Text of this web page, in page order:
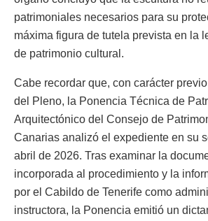
patrimoniales necesarios para su
máxima figura de tutela prevista en la
de patrimonio cultural.
Cabe recordar que, con carácter
del Pleno, la Ponencia Técnica de
Arquitectónico del Consejo de
Canarias analizó el expediente en su
abril de 2026. Tras examinar la
incorporada al procedimiento y la
por el Cabildo de Tenerife como
instructora, la Ponencia emitió un